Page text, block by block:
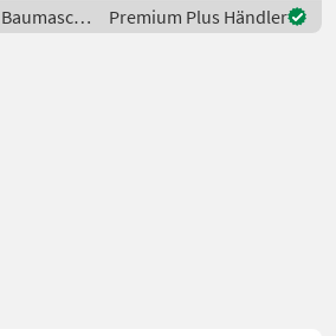
Ankauf - Verkauf -
Vermietun
Baumaschinen
/ CAT
Premium Plus Händler